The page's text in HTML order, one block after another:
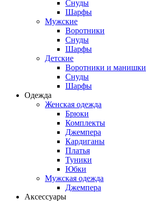
Снуды
Шарфы
Мужские
Воротники
Снуды
Шарфы
Детские
Воротники и манишки
Снуды
Шарфы
Одежда
Женская одежда
Брюки
Комплекты
Джемпера
Кардиганы
Платья
Туники
Юбки
Мужская одежда
Джемпера
Аксессуары